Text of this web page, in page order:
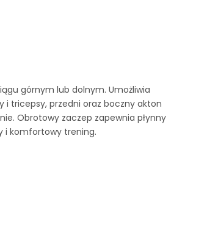
górnym lub dolnym. Umożliwia
i tricepsy, przedni oraz boczny akton
Obrotowy zaczep zapewnia płynny
i komfortowy trening.